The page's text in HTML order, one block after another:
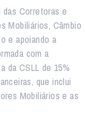
das Corretoras e
Mobiliários, Câmbio
e apoiando a
com a
da CSLL de 15%
que inclui
Mobiliários e as